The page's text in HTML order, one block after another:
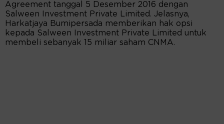
Agreement tanggal 5 Desember 2016 dengan
Salween Investment Private Limited. Jelasnya,
Harkatjaya Bumipersada memberikan hak opsi
kepada Salween Investment Private Limited untuk
membeli sebanyak 15 miliar saham CNMA.